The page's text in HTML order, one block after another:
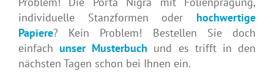
individuelle Stanzformen oder hochwertige
Papiere? Kein Problem! Bestellen Sie doch
einfach unser Musterbuch und es trifft in den
nächsten Tagen schon bei Ihnen ein.